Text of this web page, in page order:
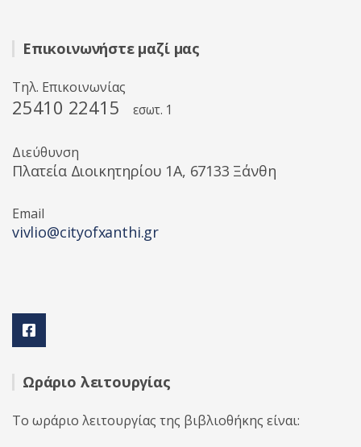
Επικοινωνήστε μαζί μας
Τηλ. Επικοινωνίας
25410 22415 εσωτ. 1
Διεύθυνση
Πλατεία Διοικητηρίου 1A, 67133 Ξάνθη
Email
vivlio@cityofxanthi.gr
Ωράριο λειτουργίας
Το ωράριο λειτουργίας της βιβλιοθήκης είναι: